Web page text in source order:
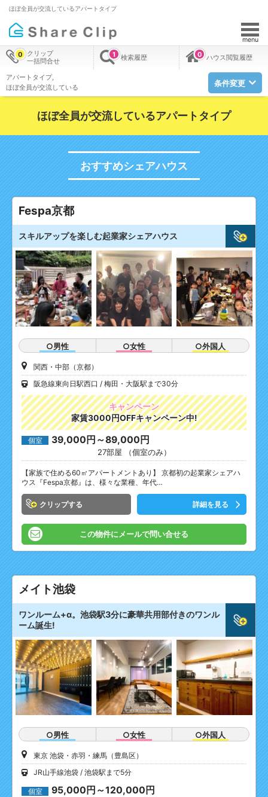
ほぼ全員が交流しているアパートタイプ
menu
クリップ
一括問合せ
0 検索履歴
1 ハウス閲覧履歴
0
アパートタイプ
ほぼ全員が交流している
条件変更
ほぼ全員が交流しているアパートタイプ
おすすめシェアハウス
Fespa京都
スキルアップを楽しむ起業家シェアハウス
○男性 ○女性 ○外国人
関西・中部（京都）
阪急線東向日駅西口
梅田・大阪駅まで30分
キャンペーン
家賃3000円OFFキャンペーン中!
個室 39,000円～89,000円
27部屋 （個室のみ）
【家族で住める60㎡アパートメントあり】 京都初の起業家シェアハ
ウス『Fespa京都』は、様々な業種、年代…
クリップ 詳細を見る
この物件にメールで問い合せる
メイト池袋
ワンルーム+α。池袋駅3分に豪華共用部付きのワンル
ーム誕生!
○男性 ○女性 ○外国人
東京 池袋・赤羽・練馬（豊島区）
JR山手線池袋
池袋駅まで5分
個室 95,000円～120,000円